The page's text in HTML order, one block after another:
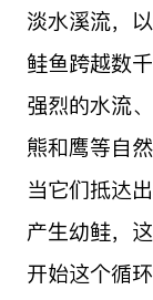
淡水溪流，
鲑鱼跨越数
强烈的水流
熊和鹰等自
当它们抵达
产生幼鲑，
开始这个循环